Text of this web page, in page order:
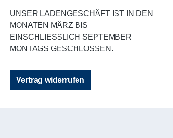
UNSER LADENGESCHÄFT IST IN DEN
MONATEN MÄRZ BIS
EINSCHLIESSLICH SEPTEMBER M
ONTAGS GESCHLOSSEN.
Vertrag widerrufen